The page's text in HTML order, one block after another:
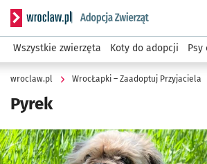
Serwis informacyjny wroclaw.pl
Wszystkie zwierzęta Koty do adopcji Psy
wroclaw.pl WrocŁapki – Zaadoptuj Przyjaciela
Pyrek
Kliknij, aby powiększyć